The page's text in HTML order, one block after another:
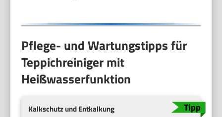
Pflege- und Wartungstipps für
Teppichreiniger mit
Heißwasserfunktion
Kalkschutz und Entkalkung